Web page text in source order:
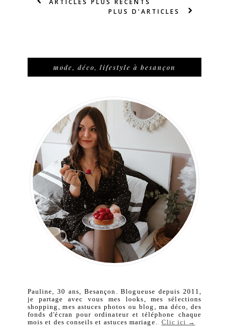
ARTICLES PLUS RÉCENTS
PLUS D'ARTICLES
mode, déco, lifestyle à besançon
Pauline, 30 ans, Besançon. Blogueuse depuis 2011,
je partage avec vous mes looks, mes sélections
shopping, mes astuces photos ou blog, ma déco, des
fonds d'écran pour ordinateur et téléphone chaque
mois et des conseils et astuces mariage.. Clic ici →